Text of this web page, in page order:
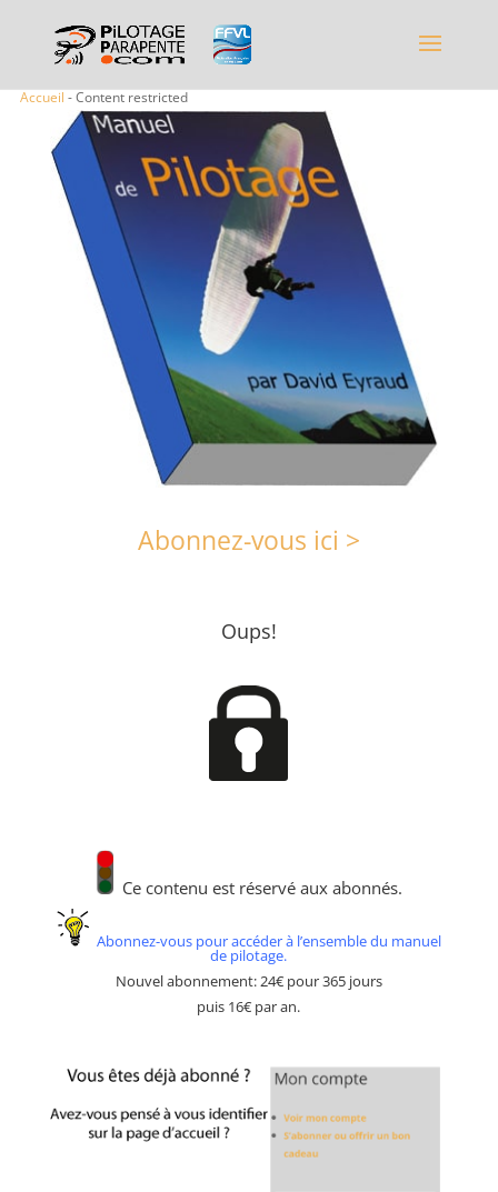
Accueil - Content restricted
Abonnez-vous ici >
Oups!
Ce contenu est réservé aux abonnés.
Abonnez-vous pour accéder à l’ensemble du manuel
de pilotage.
Nouvel abonnement: 24€ pour 365 jours
puis 16€ par an.